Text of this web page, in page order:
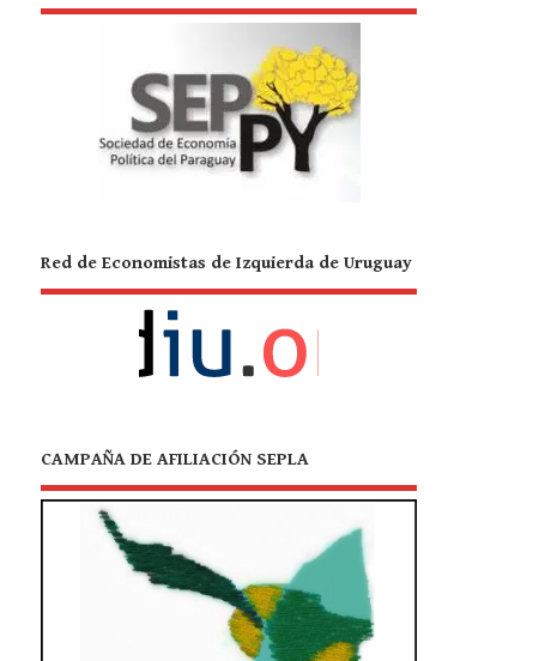
Red de Economistas de Izquierda de Uruguay
CAMPAÑA DE AFILIACIÓN SEPLA